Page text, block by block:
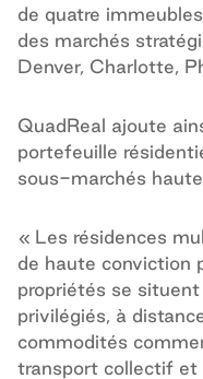
de quatre
des marchés
Denver, Charlotte,
QuadReal ajoute
portefeuille
sous-marchés
« Les résidences
de haute conviction
propriétés se
privilégiés, à
commodités
transport collectif et